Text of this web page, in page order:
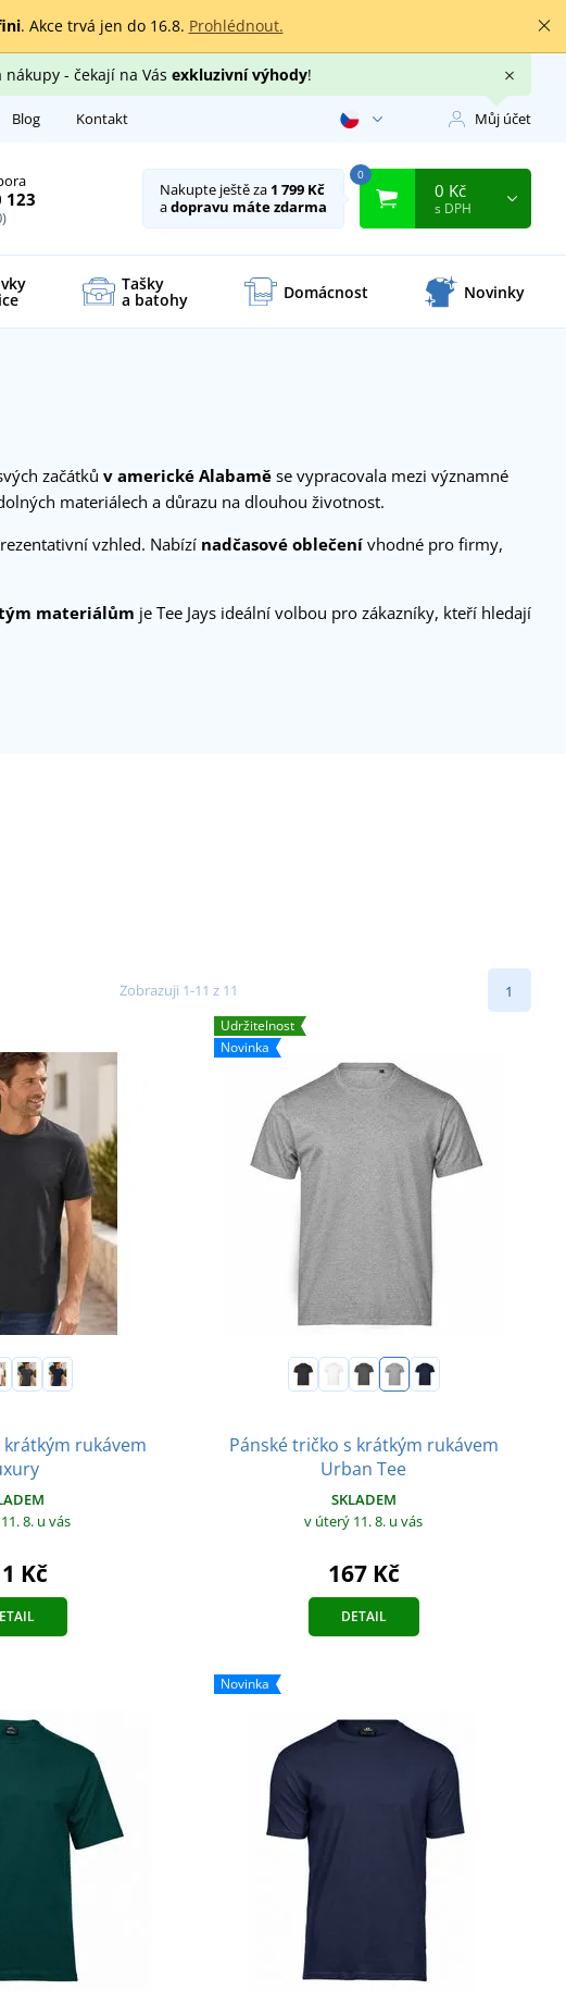
. Akce trvá jen do 16.8. Prohlédnout.
- čekají na Vás exkluzivní výhody!
Blog Kontakt Můj účet
123 Nakupte ještě za 1 799 Kč
adopravu máte zdarma
0
0 Kč
s DPH
Tašky
a batohy Domácnost Novinky
začátků v americké Alabaměse vypracovala mezi významné
materiálech a důrazu na dlouhou životnost.
vzhled. Nabízí nadčasové oblečení vhodné pro firmy,
materiálům je Tee Jays ideální volbou pro zákazníky, kteří hledají
Zobrazuji 1-11 z 11 1
rukávem
8. u vás
Kč
Udržitelnost
Novinka
Pánské tričko s krátkým rukávem
Urban Tee
SKLADEM
v úterý 11. 8. u vás
167 Kč
DETAIL
Novinka